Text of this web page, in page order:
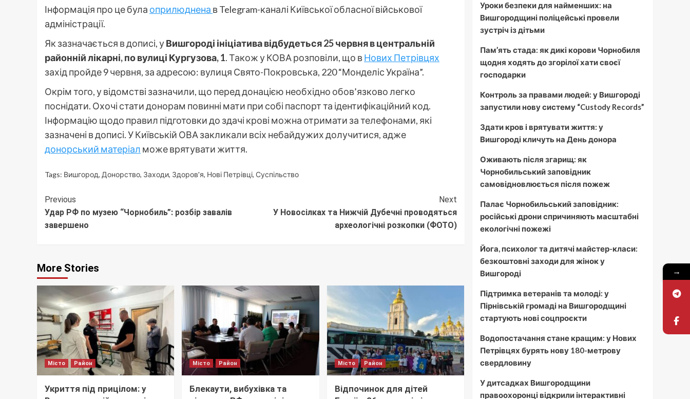
Інформація про це була оприлюднена в Telegram-каналі Київської обласної військової
адміністрації.
Як зазначається в дописі, уВишгороді ініціатива відбудеться 25 червня в центральній
районній лікарні, по вулиці Кургузова, 1. Також у КОВА розповіли, що вНових Петрівцях
захід пройде 9 червня, за адресою: вулиця Свято-Покровська, 220 “Монделіс Україна”.
Окрім того, у відомстві зазначили, що перед донацією необхідно обов’язково легко
поснідати. Охочі стати донорам повинні мати при собі паспорт та ідентифікаційний код.
Інформацію щодо правил підготовки до здачі крові можна отримати за телефонами, які
зазначені в дописі. У Київській ОВА закликали всіх небайдужих долучитися, адже
донорський матеріал може врятувати життя.
Tags: Вишгород, Донорство, Заходи, Здоров'я, Нові Петрівці, Суспільство
Continue
Reading
Previous
Удар РФ по музею “Чорнобиль”: розбір завалів
завершено
Next
У Новосілках та Нижчій Дубечні проводяться
археологічні розкопки (ФОТО)
More Stories
Місто Район
Укриття під прицілом: у
Місто Район
Блекаути, вибухівка та
Місто Район
Відпочинок для дітей
Уроки безпеки для найменших: на
Вишгородщині поліцейські провели
зустріч із дітьми
Пам’ять стада: як дикі корови Чорнобиля
щодня ходять до згорілої хати своєї
господарки
Контроль за правами людей: у Вишгороді
запустили нову систему “Custody Records”
Здати кров і врятувати життя: у
Вишгороді кличуть на День донора
Оживають після згарищ: як
Чорнобильський заповідник
самовідновлюється після пожеж
Палає Чорнобильський заповідник:
російські дрони спричиняють масштабні
екологічні пожежі
Йога, психолог та дитячі майстер-класи:
безкоштовні заходи для жінок у
Вишгороді
Підтримка ветеранів та молоді: у
Пірнівській громаді на Вишгородщині
стартують нові соцпроєкти
Водопостачання стане кращим: у Нових
Петрівцях бурять нову 180-метрову
свердловину
У дитсадках Вишгородщини
правоохоронці відкрили інтерактивні
→